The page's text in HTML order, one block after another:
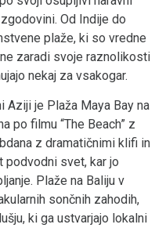
Od Indije do
plaže, ki so vredne
zaradi svoje raznolikosti
nekaj za vsakogar.
Aziji je Plaža Maya Bay na
po filmu “The Beach” z
z dramatičnimi klifi in
podvodni svet, kar jo
Plaže na Baliju v
sončnih zahodih,
ki ga ustvarjajo lokalni